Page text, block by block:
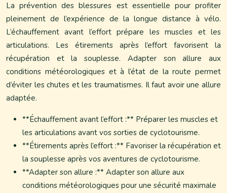
La prévention des blessures est essentielle pour profiter
pleinement de l’expérience de la longue distance à vélo.
L’échauffement avant l’effort prépare les muscles et les
articulations. Les étirements après l’effort favorisent la
récupération et la souplesse. Adapter son allure aux
conditions météorologiques et à l’état de la route permet
d’éviter les chutes et les traumatismes. Il faut avoir une allure
adaptée.
**Échauffement avant l’effort :** Préparer les muscles et
les articulations avant vos sorties de cyclotourisme.
**Étirements après l’effort :** Favoriser la récupération et
la souplesse après vos aventures de cyclotourisme.
**Adapter son allure :** Adapter son allure aux
conditions météorologiques pour une sécurité maximale